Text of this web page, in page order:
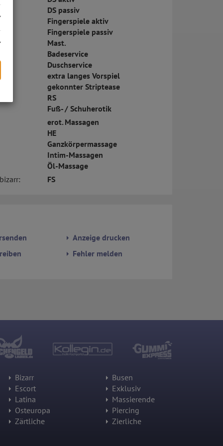
DS passiv
Fingerspiele aktiv
Fingerspiele passiv
Mast.
Badeservice
Duschservice
extra langes Vorspiel
gekonnter Striptease
RS
Fuß- / Schuherotik
erot. Massagen
HE
Ganzkörpermassage
Intim-Massagen
Öl-Massage
FS
Anzeige drucken
Fehler melden
Bizarr
Busen
Escort
Exklusiv
Latina
Massierende
Osteuropa
Piercing
Zärtliche Zierliche